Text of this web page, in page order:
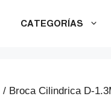
CATEGORÍAS
/ Broca Cilindrica D-